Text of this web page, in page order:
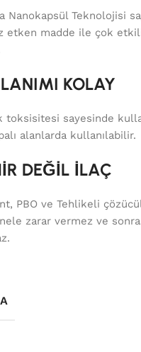
Nanokapsül Teknolojisi
etken madde ile çok
KOLAY
toksisitesi sayesinde
alanlarda kullanılabilir.
DEĞİL İLAÇ
PBO ve Tehlikeli
zarar vermez ve